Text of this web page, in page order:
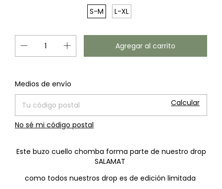
S-M
L-XL
Entregas para el CP:
Medios de envío
Calcular
No sé mi código postal
Este buzo cuello chomba forma parte de nuestro drop
SALAMAT
como todos nuestros drop es de edición limitada